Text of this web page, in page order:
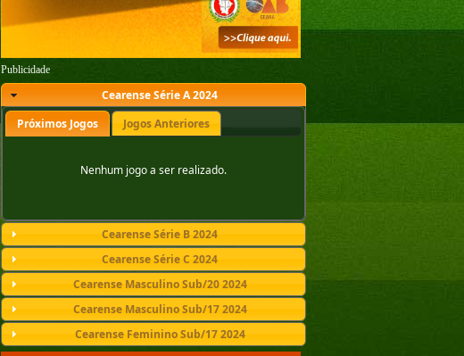
Publicidade
Cearense Série A 2024
Próximos Jogos
Jogos Anteriores
Nenhum jogo a ser realizado.
Cearense Série B 2024
Cearense Série C 2024
Cearense Masculino Sub/20 2024
Cearense Masculino Sub/17 2024
Cearense Feminino Sub/17 2024